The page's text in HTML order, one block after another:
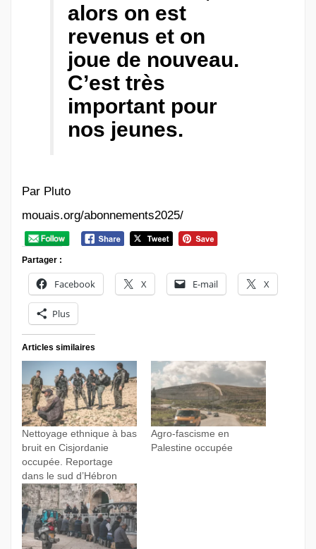
alors on est
revenus et on
joue de nouveau.
C’est très
important pour
nos jeunes.
Par Pluto
mouais.org/abonnements2025/
Partager :
Facebook X E-mail X
Plus
Articles similaires
Nettoyage ethnique à bas
bruit en Cisjordanie
occupée. Reportage
dans le sud d’Hébron
Agro-fascisme en
Palestine occupée